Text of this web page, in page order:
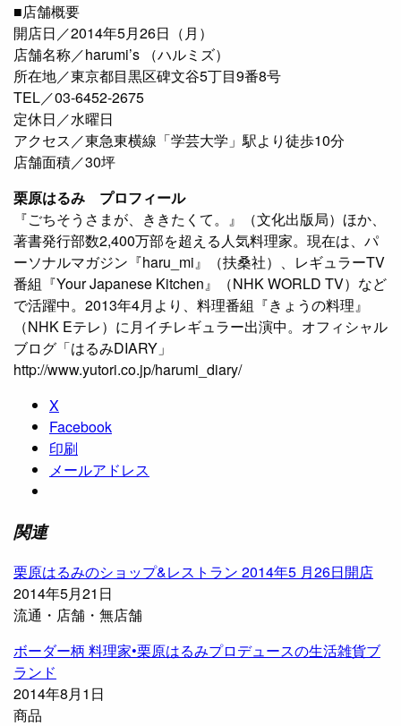
■店舗概要
開店日／2014年5月26日（月）
店舗名称／harumi’s （ハルミズ）
所在地／東京都目黒区碑文谷5丁目9番8号
TEL／03-6452-2675
定休日／水曜日
アクセス／東急東横線「学芸大学」駅より徒歩10分
店舗面積／30坪
栗原はるみ プロフィール
『ごちそうさまが、ききたくて。』（文化出版局）ほか、
著書発行部数2,400万部を超える人気料理家。現在は、パ
ーソナルマガジン『haru_mi』（扶桑社）、レギュラーTV
番組『Your Japanese Kitchen』（NHK WORLD TV）など
で活躍中。2013年4月より、料理番組『きょうの料理』
（NHK Eテレ）に月イチレギュラー出演中。オフィシャル
ブログ「はるみDIARY」
http://www.yutori.co.jp/harumi_diary/
X
Facebook
印刷
メールアドレス
関連
栗原はるみのショップ&レストラン 2014年5 月26日開店
2014年5月21日
流通・店舗・無店舗
ボーダー柄 料理家•栗原はるみプロデュースの生活雑貨ブ
ランド
2014年8月1日
商品